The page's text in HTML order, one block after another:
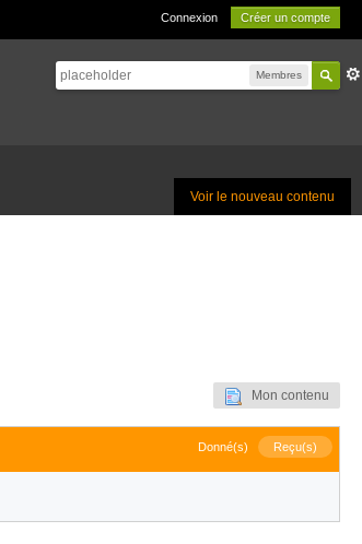
Connexion Créer un compte
Membres
Voir le nouveau contenu
Mon contenu
Donné(s) Reçu(s)